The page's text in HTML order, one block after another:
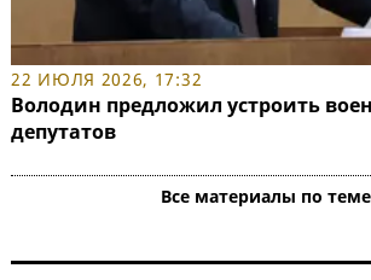
22 ИЮЛЯ 2026, 17:32
Володин предложил устроить
депутатов
Все материалы по